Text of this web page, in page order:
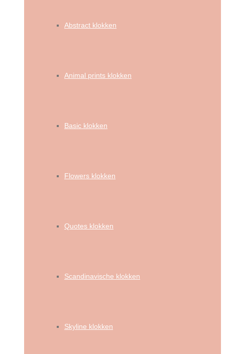
Abstract klokken
Animal prints klokken
Basic klokken
Flowers klokken
Quotes klokken
Scandinavische klokken
Skyline klokken